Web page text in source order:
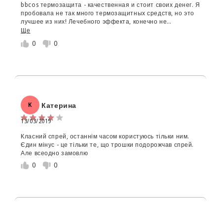
bbcos термозащита - качественная и стоит своих денег. Я
пробовала не так много термозащитных средств, но это
лучшее из них! Лечебного эффекта, конечно не
дождетесь, но косметический эффект просто отличный!
Волосы гладкие, блестящие, живые и отлично
укладываются. Запах у средства приятный и не
Ще
0 0
К Катерина
13/03/2019
Класний спрей, останнім часом користуюсь тільки ним.
Єдин мінус - це тільки те, що трошки подорожчав спрей.
Але всеодно замовлю
0 0